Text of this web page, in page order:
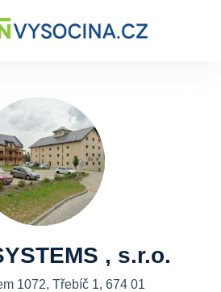
, s.r.o.
1072, Třebíč 1, 674 01